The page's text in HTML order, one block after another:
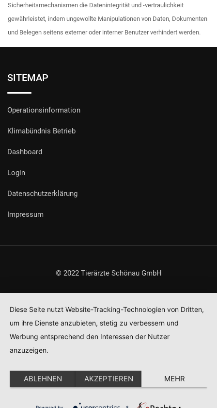
Sicherheitsmechanismen die Datenintegrität und -vertraulichkeit
gewährleistet, indem ungewollte Manipulationen von Daten, Dokumenten
und Belegen seitens externer oder interner Benutzer verhindert werden.
SITEMAP
Operationsinformation
Klimabündnis Betrieb
Dashboard
Login
Datenschutzerklärung
Impressum
© 2022 Tierärzte Schönau GmbH
Diese Seite nutzt Website-Tracking-Technologien von Dritten,
um ihre Dienste anzubieten, stetig zu verbessern und
Werbung entsprechend den Interessen der Nutzer
anzuzeigen.
ABLEHNEN AKZEPTIEREN MEHR